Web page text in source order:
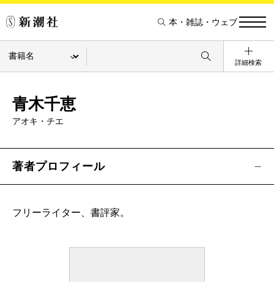
本・雑誌・ウェブ
詳細検索
青木千恵
アオキ・チエ
著者プロフィール
フリーライター、書評家。